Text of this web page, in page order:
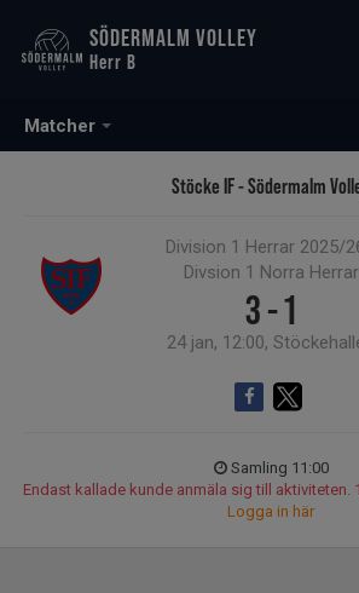
Matcher
SÖDERMALM VOLLEY
Herr B
Stöcke IF - Södermalm
Division 1 Herrar 2025/
Divsion 1 Norra Herrar
3 - 1
24 jan, 12:00,
Samling 11:00
Endast kallade kunde anmäla sig till aktiviteten.
Logga in här